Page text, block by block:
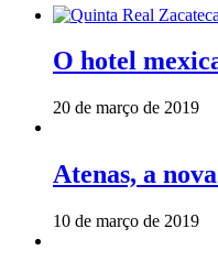
O hotel
20 de março de 2019
Atenas, a
10 de março de 2019